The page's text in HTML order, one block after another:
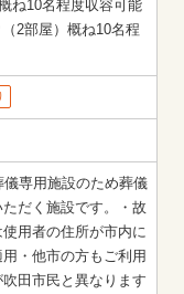
ね10名程度収容可能
2部屋）概ね10名程
儀専用施設のため葬儀
だく施設です。・故
用者の住所が市内に
・他市の方もご利用
田市民と異なります